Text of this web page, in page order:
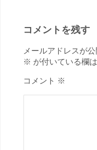
コメントを残す
メールアドレスが
※ が付いている欄
コメント ※